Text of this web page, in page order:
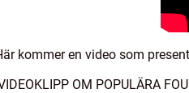
kommer en video som
OM POPULÄRA